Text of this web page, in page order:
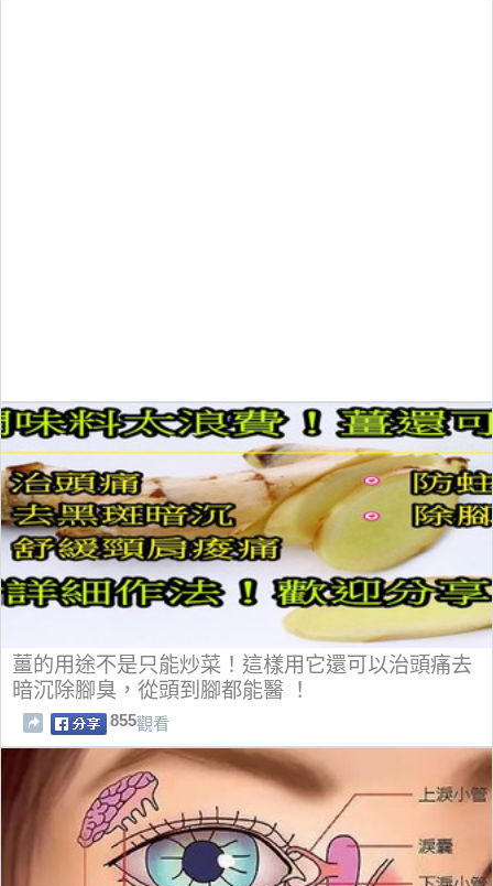
薑的用途不是只能炒菜！這樣用它還可以治頭痛去
暗沉除腳臭，從頭到腳都能醫 ！
855觀看